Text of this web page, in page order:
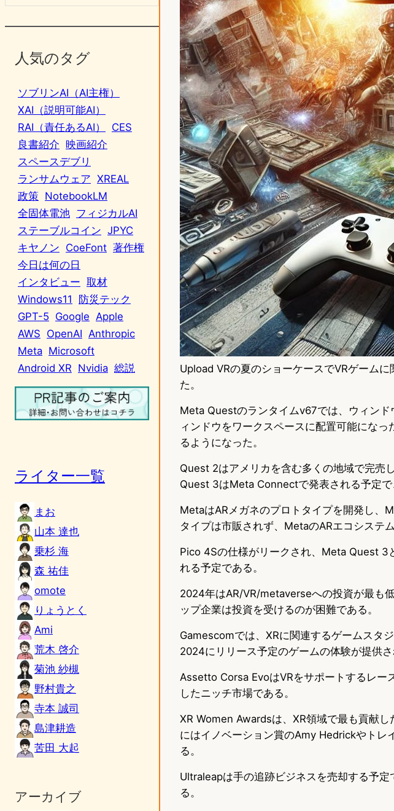
人気のタグ
ソブリンAI（AI主権）
XAI（説明可能AI）
RAI（責任あるAI）
CES
良書紹介 映画紹介
スペースデブリ
ランサムウェア XREAL
政策 NotebookLM
全固体電池 フィジカルAI
ステーブルコイン JPYC
キヤノン CoeFont 著作権
今日は何の日
インタビュー 取材
Windows11
防災テック
GPT-5 Google Apple
AWS OpenAI Anthropic
Meta Microsoft
Android XR Nvidia 総説
ライター一覧
まお
山本 達也
乗杉 海
森 祐佳
omote
りょうとく
Ami
荒木 啓介
菊池 紗槻
野村貴之
寺本 誠司
島津耕造
苦田 大起
アーカイブ
Upload VRの夏のショーケースでVRゲーム
た。
Meta Questのランタイムv67では、ウィン
ィンドウをワークスペースに配置可能にな
るようになった。
Quest 2はアメリカを含む多くの地域で完売
Quest 3はMeta Connectで発表される予定で
MetaはARメガネのプロトタイプを開発し、
タイプは市販されず、MetaのARエコシステ
Pico 4Sの仕様がリークされ、Meta Quest 3
れる予定である。
2024年はAR/VR/metaverseへの投資が最も
ップ企業は投資を受けるのが困難である。
Gamescomでは、XRに関連するゲームスタ
2024にリリース予定のゲームの体験が提供さ
Assetto Corsa EvoはVRをサポートするレー
したニッチ市場である。
XR Women Awardsは、XR領域で最も貢献
にはイノベーション賞のAmy Hedrickやト
る。
Ultraleapは手の追跡ビジネスを売却する予
る。